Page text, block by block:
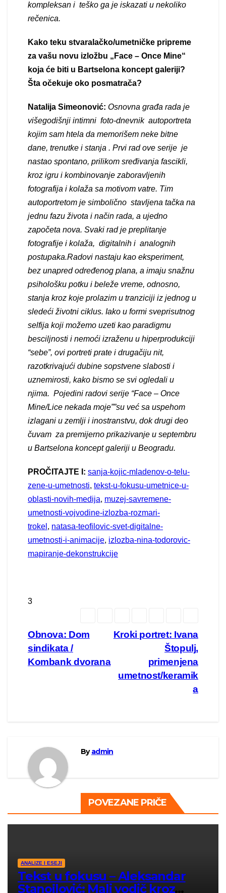
kompleksan i teško ga je iskazati u nekoliko
rečenica.
Kako teku stvaralačko/umetničke pripreme
za vašu novu izložbu „Face – Once Mine“
koja će biti u Bartselona koncept galeriji?
Šta očekuje oko posmatrača?
Natalija Simeonović: Osnovna građa rada je
višegodišnji intimni foto-dnevnik autoportreta
kojim sam htela da memorišem neke bitne
dane, trenutke i stanja . Prvi rad ove serije je
nastao spontano, prilikom sređivanja fascikli,
kroz igru i kombinovanje zaboravljenih
fotografija i kolaža sa motivom vatre. Tim
autoportretom je simbolično stavljena tačka na
jednu fazu života i način rada, a ujedno
započeta nova. Svaki rad je preplitanje
fotografije i kolaža, digitalnih i analognih
postupaka.Radovi nastaju kao eksperiment,
bez unapred određenog plana, a imaju snažnu
psihološku potku i beleže vreme, odnosno,
stanja kroz koje prolazim u tranziciji iz jednog u
sledeći životni ciklus. Iako u formi sveprisutnog
selfija koji možemo uzeti kao paradigmu
besciljnosti i nemoći izraženu u hiperprodukciji
“sebe”, ovi portreti prate i drugačiju nit,
razotkrivajući dubine sopstvene slabosti i
uznemirosti, kako bismo se svi ogledali u
njima. Pojedini radovi serije “Face – Once
Mine/Lice nekada moje””su već sa uspehom
izlagani u zemlji i inostranstvu, dok drugi deo
čuvam za premijerno prikazivanje u septembru
u Bartselona koncept galeriji u Beogradu.
PROČITAJTE I: sanja-kojic-mladenov-o-telu-
zene-u-umetnosti, tekst-u-fokusu-umetnice-u-
oblasti-novih-medija, muzej-savremene-
umetnosti-vojvodine-izlozba-rozmari-
trokel , natasa-teofilovic-svet-digitalne-
umetnosti-i-animacije, izlozba-nina-todorovic-
mapiranje-dekonstrukcije
3
Кретање
чланка
Kroki portret: Ivana
Štopulj,
primenjena
umetnost/keramik
a
Obnova: Dom
sindikata /
Kombank dvorana
Byadmin
POVEZANE PRIČE
ANALIZE I ESEJI
Tekst u fokusu – Aleksandar
Stanojlović: Mali vodič kroz